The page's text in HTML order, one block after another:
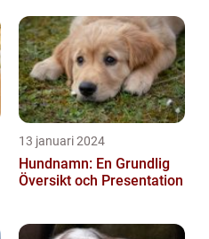
13 januari 2024
Hundnamn: En Grundlig
Översikt och Presentation